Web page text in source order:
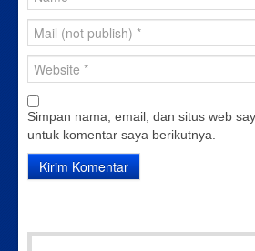
Simpan nama, email, dan situs web
untuk komentar saya berikutnya.